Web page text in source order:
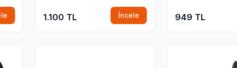
1.100 TL İncele 949 TL